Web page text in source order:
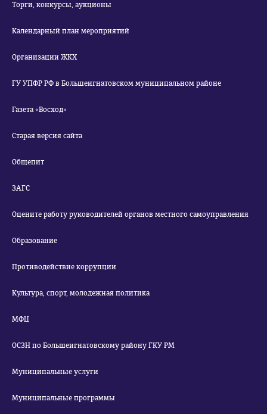
Торги, конкурсы, аукционы
Календарный план мероприятий
Организации ЖКХ
ГУ УПФР РФ в Большеигнатовском муниципальном районе
Газета «Восход»
Старая версия сайта
Общепит
ЗАГС
Оцените работу руководителей органов местного самоуправления
Образование
Противодействие коррупции
Культура, спорт, молодежная политика
МФЦ
ОСЗН по Большеигнатовскому району ГКУ РМ
Муниципальные услуги
Муниципальные программы